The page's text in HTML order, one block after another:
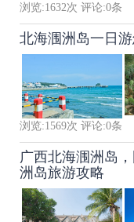
浏览:1632次 评论:0条
北海涠洲岛一日游
浏览:1569次 评论:0条
广西北海涠洲岛
洲岛旅游攻略